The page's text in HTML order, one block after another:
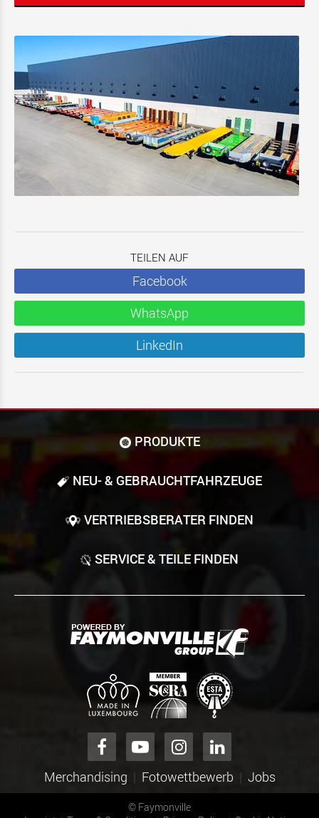
TEILEN AUF
Facebook
WhatsApp
LinkedIn
PRODUKTE
NEU- & GEBRAUCHT­FAHRZEUGE
VERTRIEBSBERATER FINDEN
SERVICE & TEILE FINDEN
Merchandising Fotowettbewerb Jobs
© Faymonville